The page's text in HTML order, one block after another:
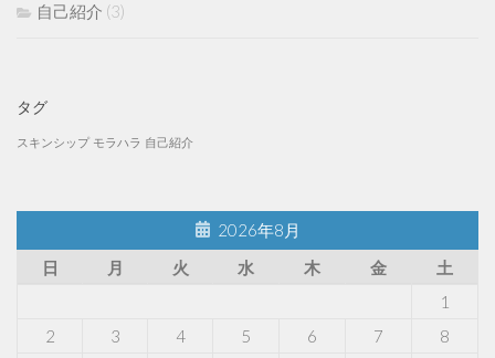
自己紹介 (3)
タグ
スキンシップ モラハラ 自己紹介
2026年8月
日
月 火 水 木 金
土
1
2
3 4 5 6 7
8